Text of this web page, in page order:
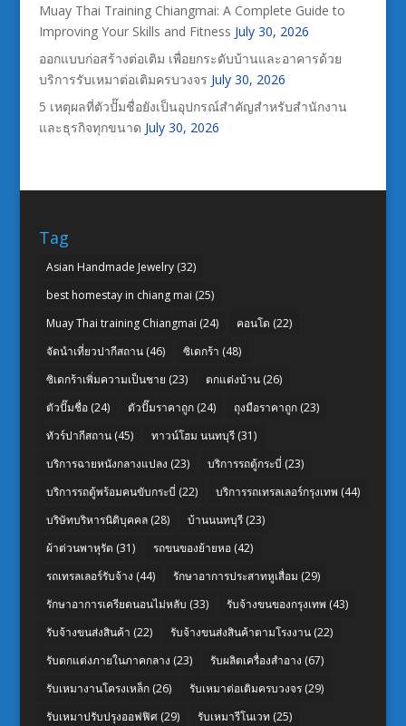
Muay Thai Training Chiangmai: A Complete Guide to
Improving Your Skills and Fitness July 30, 2026
ออกแบบก่อสร้างต่อเติม เพื่อยกระดับบ้านและอาคารด้วย
บริการรับเหมาต่อเติมครบวงจร July 30, 2026
5 เหตุผลที่ตัวปั๊มชื่อยังเป็นอุปกรณ์สำคัญสำหรับสำนักงาน
และธุรกิจทุกขนาด July 30, 2026
Tag
Asian Handmade Jewelry(32)
best homestay in chiang mai (25)
Muay Thai training Chiangmai (24) คอนโด (22)
จัดนำเที่ยวปากีสถาน(46) ซิเดกร้า (48)
ซิเดกร้าเพิ่มความเป็นชาย (23) ตกแต่งบ้าน(26)
ตัวปั๊มชื่อ(24) ตัวปั๊มราคาถูก(24) ถุงมือราคาถูก(23)
ทัวร์ปากีสถาน(45) ทาวน์โฮม นนทบุรี(31)
บริการฉายหนังกลางแปลง (23) บริการรถตู้กระบี่ (23)
บริการรถตู้พร้อมคนขับกระบี่ (22) บริการรถเทรลเลอร์กรุงเทพ (44)
บริษัทบริหารนิติบุคคล(28) บ้านนนทบุรี(23)
ผ้าต่วนพาหุรัด (31) รถขนของย้ายหอ(42)
รถเทรลเลอร์รับจ้าง (44) รักษาอาการประสาทหูเสื่อม (29)
รักษาอาการเครียดนอนไม่หลับ (33) รับจ้างขนของกรุงเทพ (43)
รับจ้างขนส่งสินค้า (22) รับจ้างขนส่งสินค้าตามโรงงาน(22)
รับตกแต่งภายในภาคกลาง (23) รับผลิตเครื่องสำอาง (67)
รับเหมางานโครงเหล็ก(26) รับเหมาต่อเติมครบวงจร(29)
รับเหมาปรับปรุงออฟฟิศ(29) รับเหมารีโนเวท (25)